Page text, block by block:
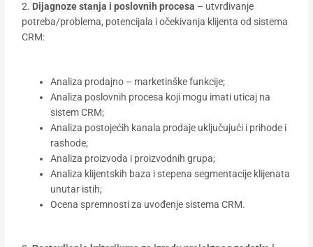
2. Dijagnoze stanja i poslovnih procesa – utvrđivanje
potreba/problema, potencijala i očekivanja klijenta od sistema
CRM:
Analiza prodajno – marketinške funkcije;
Analiza poslovnih procesa koji mogu imati uticaj na
sistem CRM;
Analiza postojećih kanala prodaje uključujući i prihode i
rashode;
Analiza proizvoda i proizvodnih grupa;
Analiza klijentskih baza i stepena segmentacije klijenata
unutar istih;
Ocena spremnosti za uvođenje sistema CRM.